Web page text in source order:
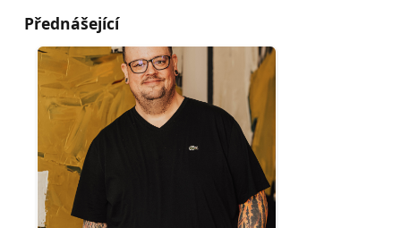
Přednášející